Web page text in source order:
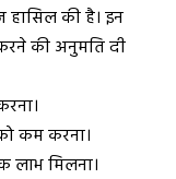
की है। इन
की अनुमति दी
कम करना।
लाभ मिलना।